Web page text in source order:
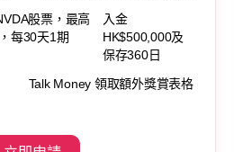
股票，最高
每30天1期
入金
HK$500,000及
保存360日
Talk Money 領取額外獎賞表格